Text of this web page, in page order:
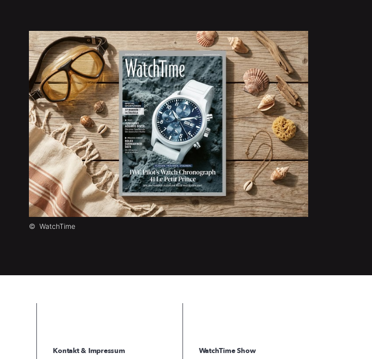
© WatchTime
Kontakt & Impressum WatchTime Show